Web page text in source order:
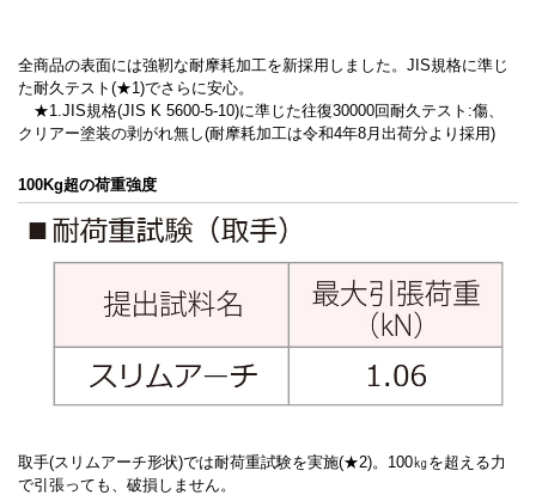
全商品の表面には強靭な耐摩耗加工を新採用しました。JIS規格に準じ
た耐久テスト(★1)でさらに安心。
★1.JIS規格(JIS K 5600-5-10)に準じた往復30000回耐久テスト:傷、
クリアー塗装の剥がれ無し(耐摩耗加工は令和4年8月出荷分より採用)
100Kg超の荷重強度
取手(スリムアーチ形状)では耐荷重試験を実施(★2)。100㎏を超える力
で引張っても、破損しません。